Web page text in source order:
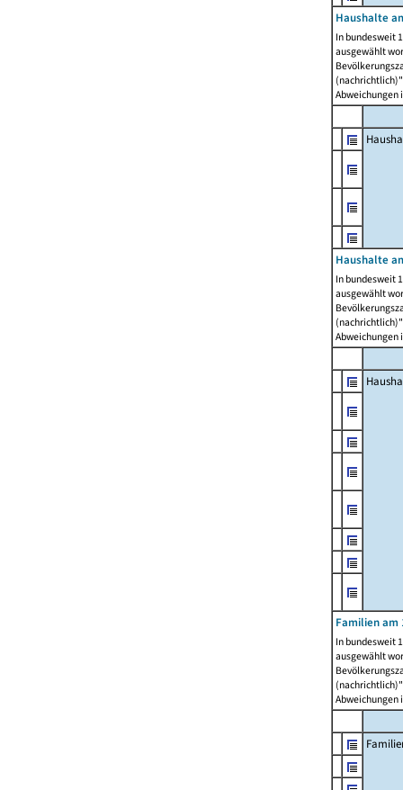
Haushalte
In bundesweit
ausgewählt
Abweichungen
Haushalte
In bundesweit
ausgewählt
Abweichungen
Familien am
In bundesweit
ausgewählt
Abweichungen